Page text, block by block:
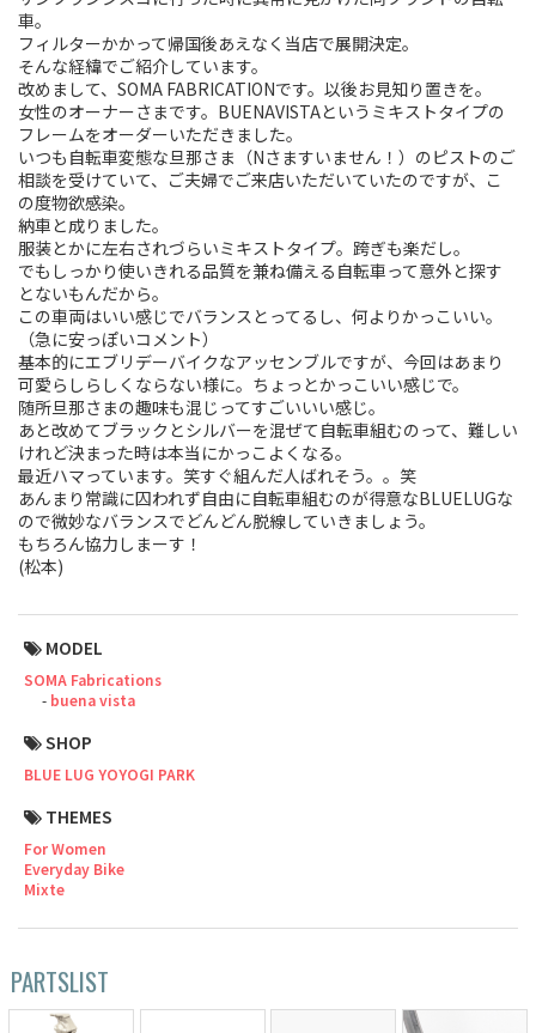
車。
フィルターかかって帰国後あえなく当店で展開決定。
そんな経緯でご紹介しています。
改めまして、SOMA FABRICATIONです。以後お見知り置きを。
女性のオーナーさまです。BUENAVISTAというミキストタイプの
フレームをオーダーいただきました。
いつも自転車変態な旦那さま（Nさますいません！）のピストのご
相談を受けていて、ご夫婦でご来店いただいていたのですが、こ
の度物欲感染。
納車と成りました。
服装とかに左右されづらいミキストタイプ。跨ぎも楽だし。
でもしっかり使いきれる品質を兼ね備える自転車って意外と探す
とないもんだから。
この車両はいい感じでバランスとってるし、何よりかっこいい。
（急に安っぽいコメント）
基本的にエブリデーバイクなアッセンブルですが、今回はあまり
可愛らしらしくならない様に。ちょっとかっこいい感じで。
随所旦那さまの趣味も混じってすごいいい感じ。
あと改めてブラックとシルバーを混ぜて自転車組むのって、難しい
けれど決まった時は本当にかっこよくなる。
最近ハマっています。笑すぐ組んだ人ばれそう。。笑
あんまり常識に囚われず自由に自転車組むのが得意なBLUELUGな
ので微妙なバランスでどんどん脱線していきましょう。
もちろん協力しまーす！
(松本)
MODEL
SOMA Fabrications
buena vista
SHOP
BLUE LUG YOYOGI PARK
THEMES
For Women
Everyday Bike
Mixte
PARTSLIST
CX / Gravel
Mountain Bike
Fat Bike
Mixte
Mini Velo
Small Size (~160cm)
For Family
For Women
Cook Paint Works
SURLY
CRUST BIKES